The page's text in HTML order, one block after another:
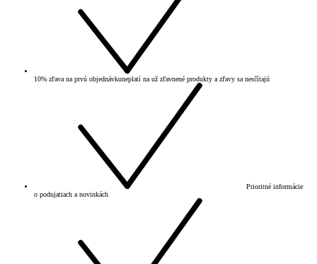
10% zľava na prvú objednávkuneplatí na už zľavnené produkty a zľavy sa nesčítajú
Prioritné informácie
o podujatiach a novinkách